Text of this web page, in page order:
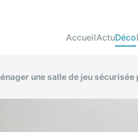
AccueilActuDéco
une salle de jeu sécurisée